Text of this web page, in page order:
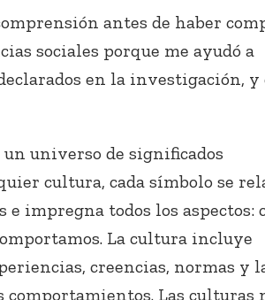
antes de haber
sociales porque me ayudó a
en la investigación,
universo de significados
cultura, cada símbolo se
e impregna todos los aspectos:
La cultura incluye
creencias, normas y
Las culturas